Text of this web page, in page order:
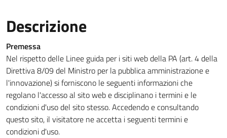
Descrizione
Premessa
Nel rispetto delle Linee guida per i siti web della PA (art. 4 della
Direttiva 8/09 del Ministro per la pubblica amministrazione e
l'innovazione) si forniscono le seguenti informazioni che
regolano l'accesso al sito web e disciplinano i termini e le
condizioni d'uso del sito stesso. Accedendo e consultando
questo sito, il visitatore ne accetta i seguenti termini e
condizioni d'uso.